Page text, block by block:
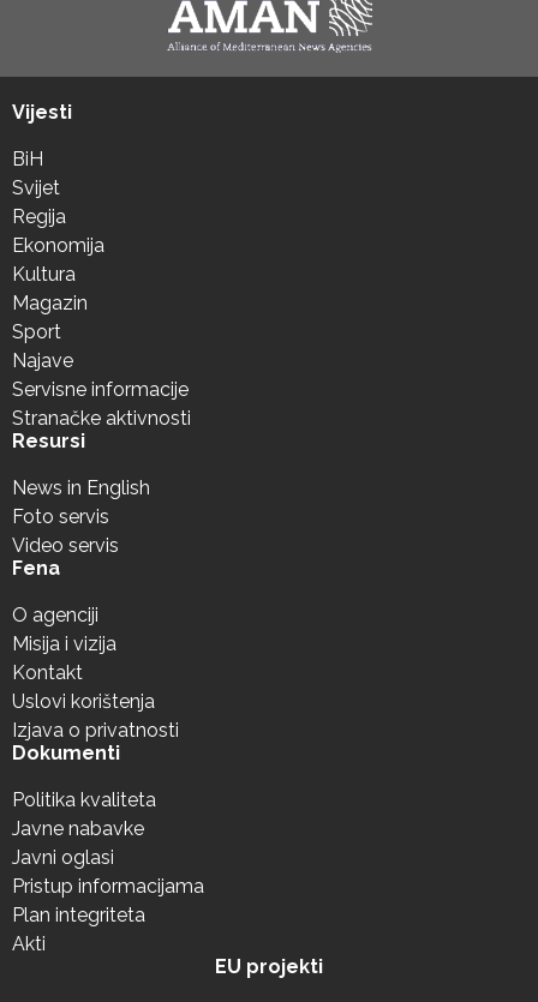
Vijesti
BiH
Svijet
Regija
Ekonomija
Kultura
Magazin
Sport
Najave
Servisne informacije
Stranačke aktivnosti
Resursi
News in English
Foto servis
Video servis
Fena
O agenciji
Misija i vizija
Kontakt
Uslovi korištenja
Izjava o privatnosti
Dokumenti
Politika kvaliteta
Javne nabavke
Javni oglasi
Pristup informacijama
Plan integriteta
Akti
EU projekti